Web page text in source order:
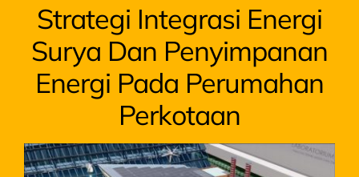
Layanan Kami
Pengalaman Kerja
Artikel
Strategi Integrasi Energi
Surya Dan Penyimpanan
Energi Pada Perumahan
Perkotaan